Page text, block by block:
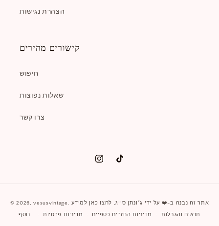
הצהרת נגישות
קישורים מהירים
חיפוש
שאלות נפוצות
צרו קשר
אינסטגרם
טיק
תשלום
© 2026,vesusvintage . אתר זה נבנה ב-❤️ על ידי ג׳ונתן סייג, לחצו כאן למידע
נוסף.
מדיניות פרטיות מדיניות החזרים כספיים תנאים והגבלות